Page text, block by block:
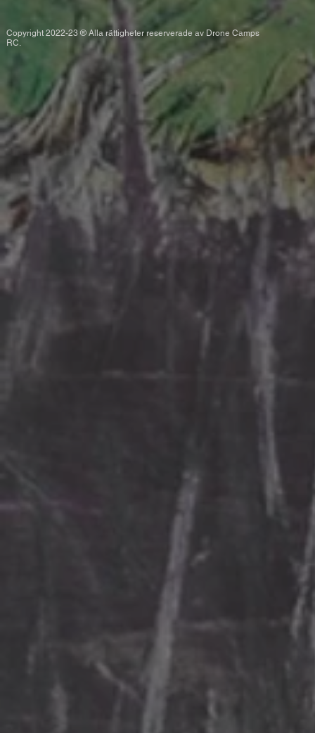
Copyright 2022-23 ® Alla rättigheter reserverade av Drone Camps
RC.